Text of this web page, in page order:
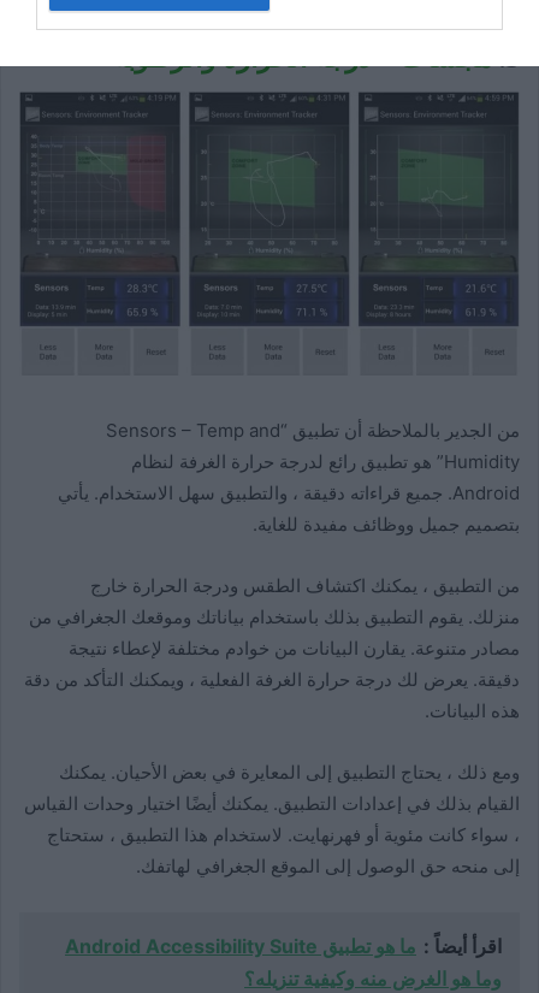
5. مجسات – درجة الحرارة والرطوبة
من الجدير بالملاحظة أن تطبيق “Sensors – Temp and
Humidity” هو تطبيق رائع لدرجة حرارة الغرفة لنظام
Android. جميع قراءاته دقيقة ، والتطبيق سهل الاستخدام. يأتي
بتصميم جميل ووظائف مفيدة للغاية.
من التطبيق ، يمكنك اكتشاف الطقس ودرجة الحرارة خارج
منزلك. يقوم التطبيق بذلك باستخدام بياناتك وموقعك الجغرافي من
مصادر متنوعة. يقارن البيانات من خوادم مختلفة لإعطاء نتيجة
دقيقة. يعرض لك درجة حرارة الغرفة الفعلية ، ويمكنك التأكد من دقة
هذه البيانات.
ومع ذلك ، يحتاج التطبيق إلى المعايرة في بعض الأحيان. يمكنك
القيام بذلك في إعدادات التطبيق. يمكنك أيضًا اختيار وحدات القياس
، سواء كانت مئوية أو فهرنهايت. لاستخدام هذا التطبيق ، ستحتاج
إلى منحه حق الوصول إلى الموقع الجغرافي لهاتفك.
اقرأ أيضاً :
ما هو تطبيق Android Accessibility Suite
وما هو الغرض منه وكيفية تنزيله؟